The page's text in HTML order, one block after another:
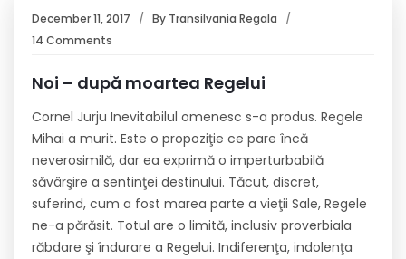
December 11, 2017 By Transilvania Regala
14 Comments
Noi – după moartea Regelui
Cornel Jurju Inevitabilul omenesc s-a produs. Regele
Mihai a murit. Este o propoziţie ce pare încă
neverosimilă, dar ea exprimă o imperturbabilă
săvârşire a sentinţei destinului. Tăcut, discret,
suferind, cum a fost marea parte a vieţii Sale, Regele
ne-a părăsit. Totul are o limită, inclusiv proverbiala
răbdare şi îndurare a Regelui. Indiferenţa, indolenţa